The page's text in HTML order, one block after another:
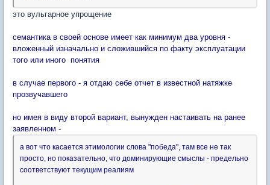
это вульгарное упрощение
семантика в своей основе имеет как минимум два уровня -
вложенный изначально и сложившийся по факту эксплуатации
того или иного понятия
в случае первого - я отдаю себе отчет в известной натяжке
прозвучавшего
но имея в виду второй вариант, вынужден настаивать на ранее
заявленном -
а вот что касается этимологии слова "победа", там все не так
просто, но показательно, что доминирующие смыслы - предельно
соответствуют текущим реалиям